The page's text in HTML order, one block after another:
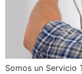
Somos un Servicio